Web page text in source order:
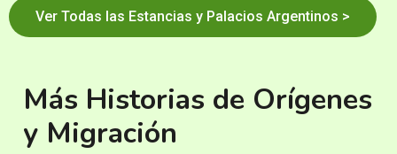
Ver Todas las Estancias y Palacios Argentinos >
Más Historias de Orígenes
y Migración